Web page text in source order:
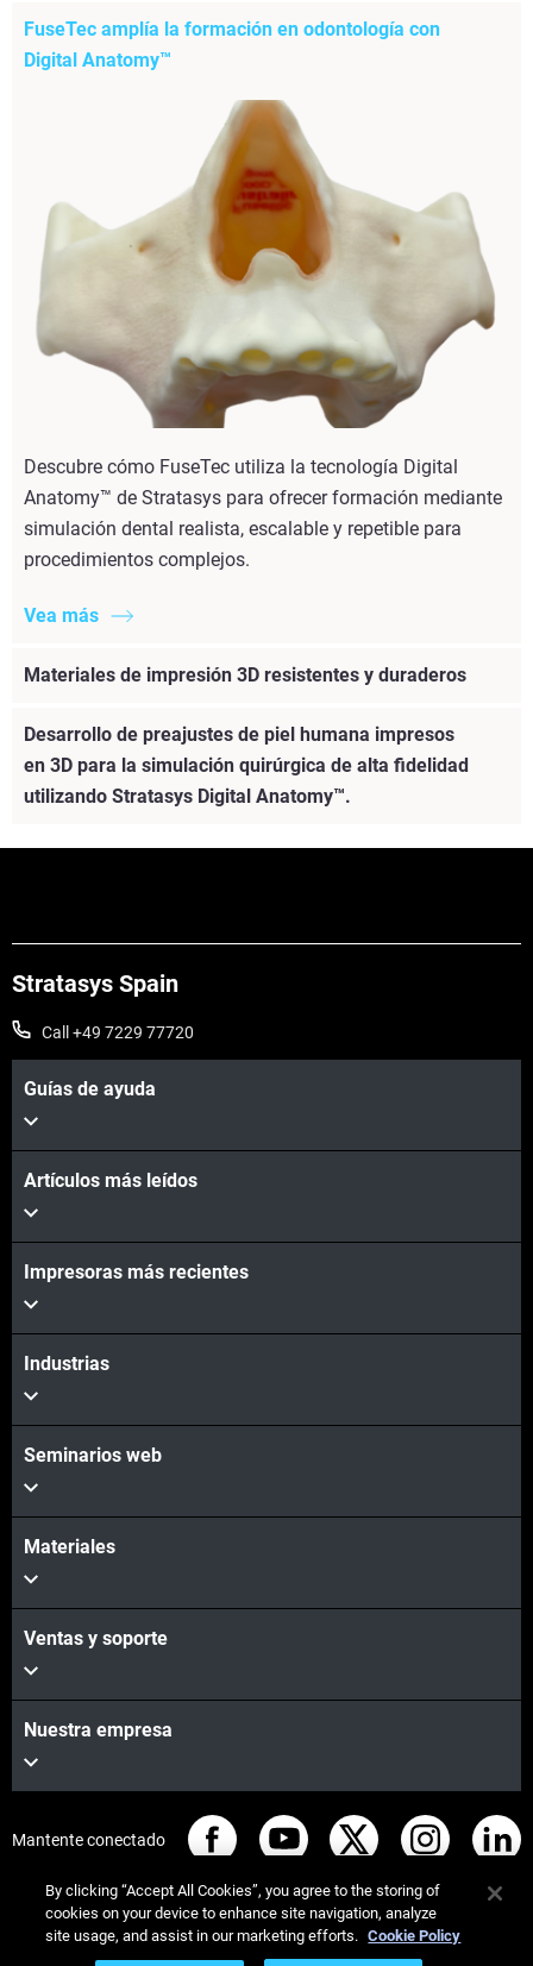
FuseTec amplía la formación en odontología con
Digital Anatomy™
Descubre cómo FuseTec utiliza la tecnología Digital
Anatomy™ de Stratasys para ofrecer formación mediante
simulación dental realista, escalable y repetible para
procedimientos complejos.
Vea más
Materiales de impresión 3D resistentes y duraderos
Desarrollo de preajustes de piel humana impresos
en 3D para la simulación quirúrgica de alta fidelidad
utilizando Stratasys Digital Anatomy™.
Vea más
Stratasys Spain
Call +49 7229 77720
Guías de ayuda
Artículos más leídos
Impresoras más recientes
Industrias
Seminarios web
Materiales
Ventas y soporte
Nuestra empresa
Mantente conectado
By clicking “Accept All Cookies”, you agree to the storing of
cookies on your device to enhance site navigation, analyze
site usage, and assist in our marketing efforts. Cookie Policy